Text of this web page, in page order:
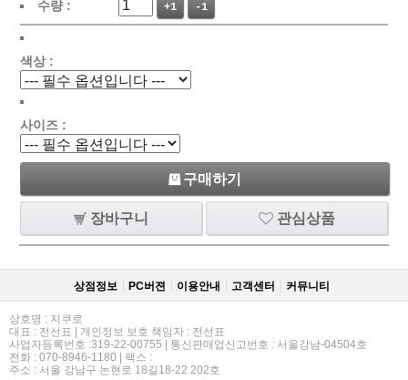
수량 :
+1 -1
색상 :
사이즈 :
구매하기
장바구니 관심상품
상점정보 PC버젼 이용안내 고객센터 커뮤니티
상호명 : 지쿠로
대표 : 전선표 | 개인정보 보호 책임자 : 전선표
사업자등록번호 :319-22-00755 | 통신판매업신고번호 : 서울강남-04504호
전화 : 070-8946-1180 | 팩스 :
주소 : 서울 강남구 논현로 18길18-22 202호